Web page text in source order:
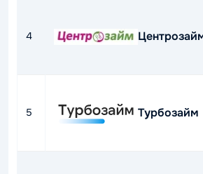
4
5 Турбозайм